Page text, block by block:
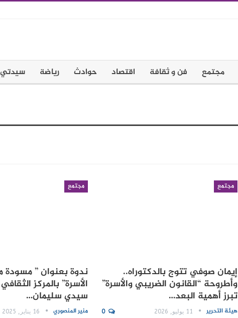
مجتمع فن و ثقافة اقتصاد حوادث رياضة سيدتي
مجتمع
إيمان صوفي تتوج بالدكتوراه..
وأطروحة “القانون الضريبي والأسرة”
تبرز أهمية البعد…
هيئة التحرير 11 يوليو, 2026 0
مجتمع
ندوة بعنوان ” مسودة
الأسرة” بالمركز
سيدي سليمان…
منير المنصوري 16 يناير, 2025